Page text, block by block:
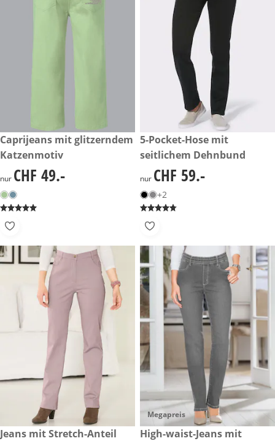
CHF 49.-
Caprijeans mit glitzerndem
Katzenmotiv
CHF 49.-
nur CHF 49.-
CHF 59.-
5-Pocket-Hose mit
seitlichem Dehnbund
CHF 59.-
nur CHF 59.-
+2
reduzierter Preis CHF 39.-, vorheriger Preis: CHF 59.-
-33%
Jeans mit Stretch-Anteil
Megapreis
CHF 45.-
High-waist-Jeans mit